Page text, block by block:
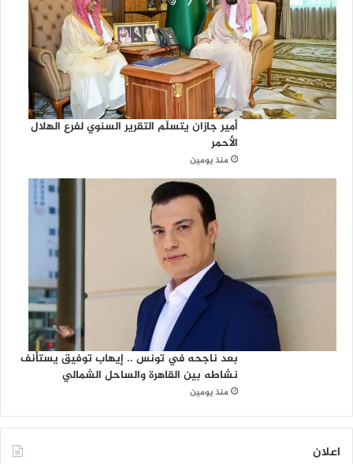
أمير جازان يتسلّم التقرير السنوي لفرع الهلال
الأحمر
منذ يومين
بعد ناجحه في تونس .. إيهاب توفيق يستأنف
نشاطه بين القاهرة والساحل الشمالي
منذ يومين
اعلان